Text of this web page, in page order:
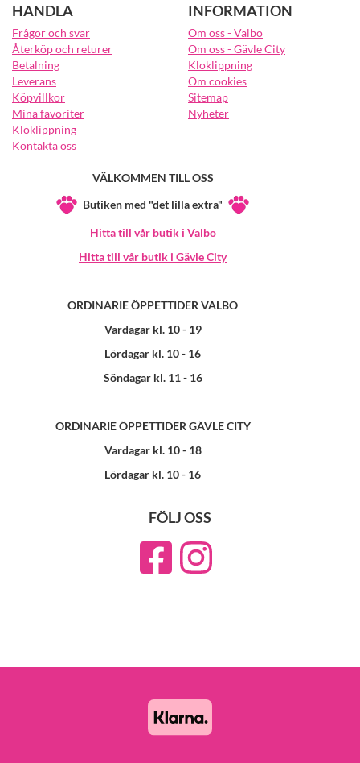
HANDLA
Frågor och svar
Återköp och returer
Betalning
Leverans
Köpvillkor
Mina favoriter
Kloklippning
Kontakta oss
INFORMATION
Om oss - Valbo
Om oss - Gävle City
Kloklippning
Om cookies
Sitemap
Nyheter
VÄLKOMMEN TILL OSS
Butiken med "det lilla extra"
Hitta till vår butik i Valbo
Hitta till vår butik i Gävle City
ORDINARIE ÖPPETTIDER VALBO
Vardagar kl. 10 - 19
Lördagar kl. 10 - 16
Söndagar kl. 11 - 16
ORDINARIE ÖPPETTIDER GÄVLE CITY
Vardagar kl. 10 - 18
Lördagar kl. 10 - 16
FÖLJ OSS